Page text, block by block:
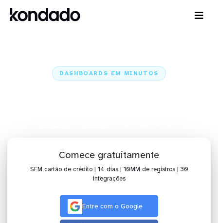
DASHBOARDS EM MINUTOS
Comece gratuitamente
SEM cartão de crédito | 14 dias | 10MM de registros | 30
integrações
Entre com o Google